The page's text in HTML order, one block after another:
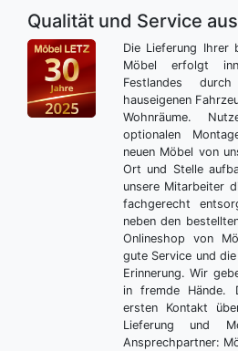
Qualität und Service
Die Lieferung Ihrer
Möbel erfolgt
Festlandes
hauseigenen
Wohnräume.
optionalen
neuen Möbel von
Ort und Stelle
unsere Mitarbeiter
fachgerecht
neben den
Onlineshop von
gute Service und
Erinnerung. Wir
in fremde Hände.
ersten Kontakt
Lieferung und
Ansprechpartner: